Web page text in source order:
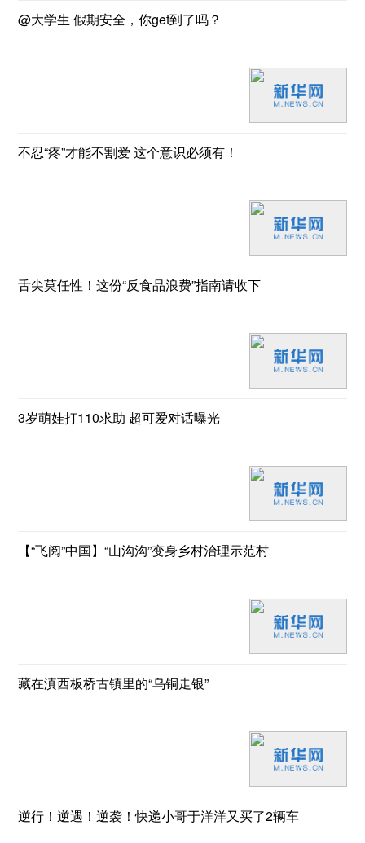
@大学生 假期安全，你get到了吗？
不忍“疼”才能不割爱 这个意识必须有！
舌尖莫任性！这份“反食品浪费”指南请收下
3岁萌娃打110求助 超可爱对话曝光
【“飞阅”中国】“山沟沟”变身乡村治理示范村
藏在滇西板桥古镇里的“乌铜走银”
逆行！逆遇！逆袭！快递小哥于洋洋又买了2辆车